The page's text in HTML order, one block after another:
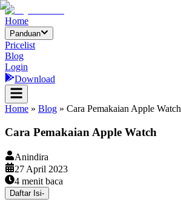
Home
Panduan
Pricelist
Blog
Login
Download
Home » Blog » Cara Pemakaian Apple Watch
Cara Pemakaian Apple Watch
Anindira
27 April 2023
4 menit baca
Daftar Isi-